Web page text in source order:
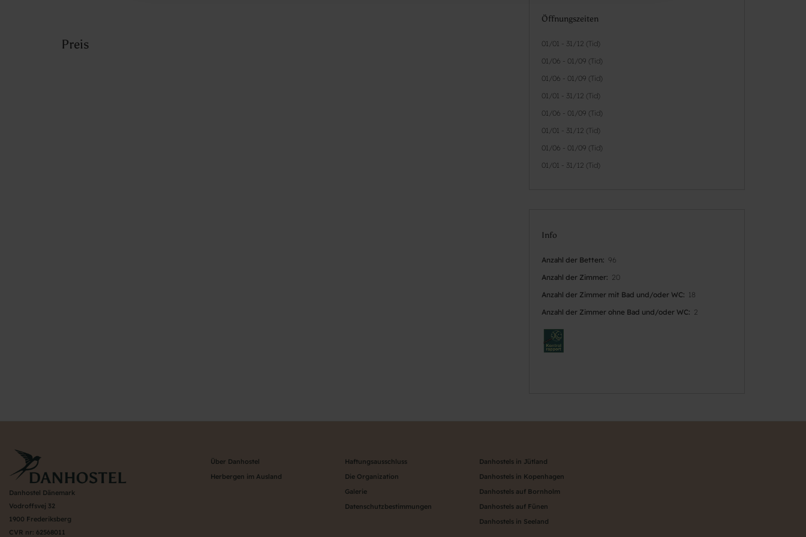
Preis
Öffnungszeiten
01/01 - 31/12 (Tid)
01/06 - 01/09 (Tid)
01/06 - 01/09 (Tid)
01/01 - 31/12 (Tid)
01/06 - 01/09 (Tid)
01/01 - 31/12 (Tid)
01/06 - 01/09 (Tid)
01/01 - 31/12 (Tid)
Info
Anzahl der Betten
96
Anzahl der Zimmer
20
Anzahl der Zimmer mit Bad und/oder WC
18
Anzahl der Zimmer ohne Bad und/oder WC
2
Danhostel Dänemark
Vodroffsvej 32
1900 Frederiksberg
CVR nr: 62568011
Über Danhostel
Herbergen im Ausland
Haftungsausschluss
Die Organization
Galerie
Datenschutzbestimmungen
Danhostels in Jütland
Danhostels in Kopenhagen
Danhostels auf Bornholm
Danhostels auf Fünen
Danhostels in Seeland